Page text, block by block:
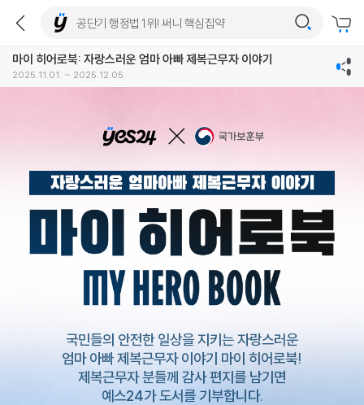
마이 히어로북: 자랑스러운 엄마 아빠 제복근무자 이야기
2025.11.01. ~ 2025.12.05.
국민들의 안전한 일상을 지키는 자랑스러운
엄마 아빠 제복근무자 이야기 마이 히어로북!
제복근무자 분들께 감사 편지를 남기면
예스24가 도서를 기부합니다.